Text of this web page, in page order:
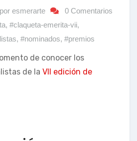
por esmerarte
0 Comentarios
, #claqueta-emerita-vii,
, #nominados, #premios
de conocer los
de la VII edición de